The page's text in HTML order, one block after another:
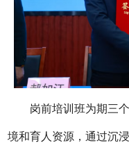
岗前培训班为期三个
境和育人资源，通过沉